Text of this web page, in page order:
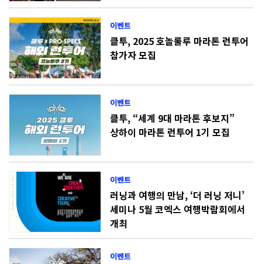
이벤트
클투, 2025 호놀룰루 마라톤 런투어
참가자 모집
이벤트
클투, “세계 9대 마라톤 후보지”
상하이 마라톤 런투어 1기 모집
이벤트
러닝과 여행의 만남, ‘더 러닝 저니’
세미나 5월 코엑스 여행박람회에서
개최
이벤트